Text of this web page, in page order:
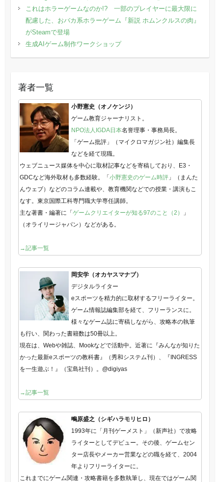
これはホラーゲームなのか!? 一部のプレイヤーに最大限に
配慮した、おバカ系ホラーゲーム『新説 ホムンクルスの肉』
がSteamで登場
生成AIゲーム制作ワークショップ
著者一覧
小野憲史（オノケンジ）
ゲーム教育ジャーナリスト。
NPO法人IGDA日本名誉理事・事務局長。
「ゲーム批評」（マイクロマガジン社）編集長
などを経て現職。
ウェブニュース媒体を中心に取材記事などを寄稿しており、E3・
GDCなど海外取材も多数経験。「小野憲史のゲーム時評」（まんた
んウェブ）などのコラム連載や、教育機関などでの授業・講演もこ
なす。東京国際工科専門職大学専任講師。
主な著書・編著に「ゲームクリエイターが知る97のこと（2）
」
（オライリージャパン）などがある。
→記事一覧
岡安学（オカヤスマナブ）
デジタルライター
eスポーツを精力的に取材するフリーライター。
ゲーム情報誌編集部を経て、フリーランスに。
様々なゲーム誌に寄稿しながら、攻略本の執筆
も行い、関わった書籍数は50冊以上。
現在は、Webや雑誌、Mookなどで活動中。近著に『みんなが知りた
かった最新eスポーツの教科書』（秀和システム刊）、『INGRESS
を一生遊ぶ！』（宝島社刊）。@digiyas
→記事一覧
鴫原盛之（シギハラモリヒロ）
1993年に「月刊ゲーメスト」（新声社）で攻略
ライターとしてデビュー。その後、ゲームセン
ター店長やメーカー営業などの職を経て、2004
年よりフリーライターに。
これまでにゲーム関連・攻略書籍を多数執筆し、現在ではゲーム関